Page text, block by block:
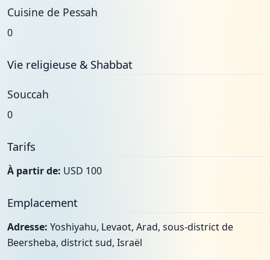
Cuisine de Pessah
0
Vie religieuse & Shabbat
Souccah
0
Tarifs
À partir de: USD 100
Emplacement
Adresse: Yoshiyahu, Levaot, Arad, sous-district de
Beersheba, district sud, Israël